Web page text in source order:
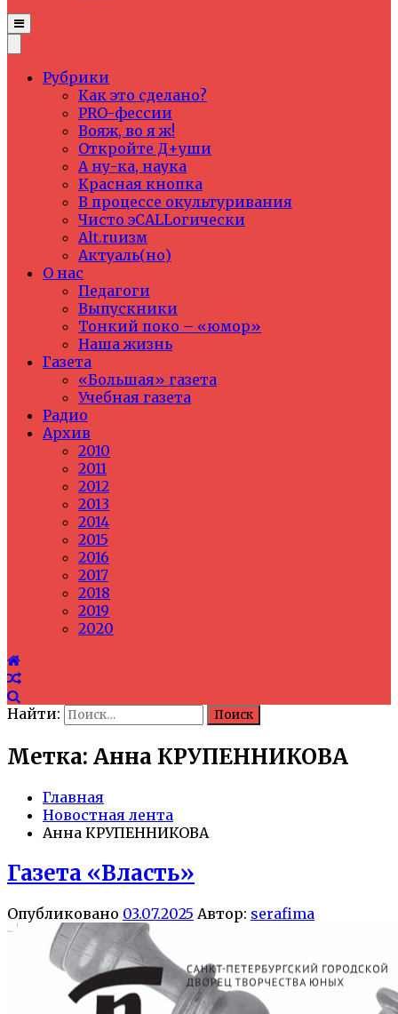
Рубрики
Как это сделано?
PRO-фессии
Вояж, во я ж!
Откройте Д+уши
А ну-ка, наука
Красная кнопка
В процессе окультуривания
Чисто эCALLогически
Alt.ruизм
Актуаль(но)
О нас
Педагоги
Выпускники
Тонкий поко – «юмор»
Наша жизнь
Газета
«Большая» газета
Учебная газета
Радио
Архив
2010
2011
2012
2013
2014
2015
2016
2017
2018
2019
2020
Найти:
Метка: Анна КРУПЕННИКОВА
Главная
Новостная лента
Анна КРУПЕННИКОВА
Газета «Власть»
Опубликовано 03.07.2025 Автор: serafima